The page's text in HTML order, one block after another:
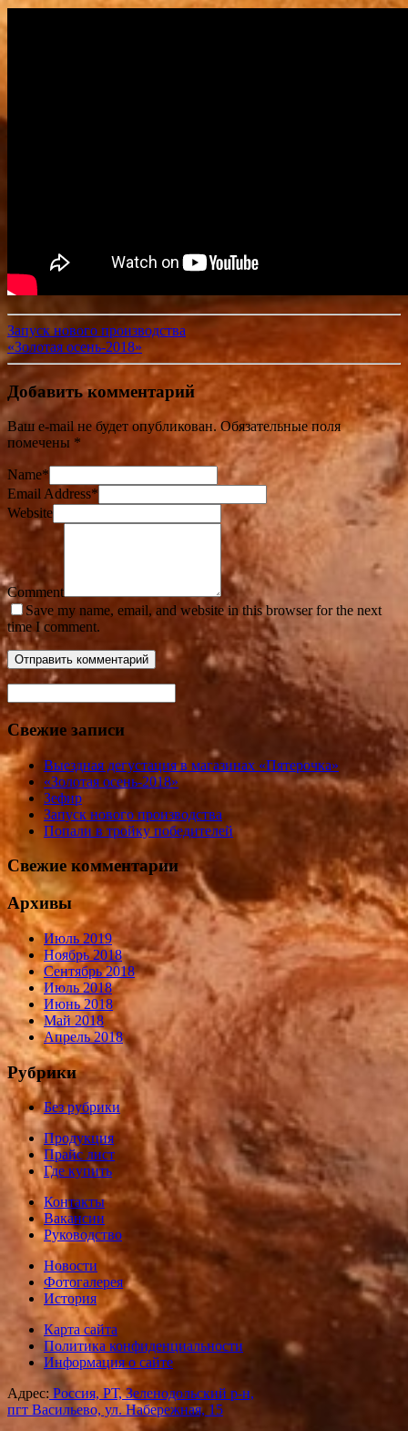
Запуск нового производства
«Золотая осень-2018»
Добавить комментарий
Ваш e-mail не будет опубликован. Обязательные поля
помечены *
Name*
Email Address*
Website
Comment
Save my name, email, and website in this browser for the next
time I comment.
Свежие записи
Выездная дегустация в магазинах «Пятерочка»
«Золотая осень-2018»
Зефир
Запуск нового производства
Попали в тройку победителей
Свежие комментарии
Архивы
Июль 2019
Ноябрь 2018
Сентябрь 2018
Июль 2018
Июнь 2018
Май 2018
Апрель 2018
Рубрики
Без рубрики
Продукция
Прайс лист
Где купить
Контакты
Вакансии
Руководство
Новости
Фотогалерея
История
Карта сайта
Политика конфиденциальности
Информация о сайте
Адрес:Россия, РТ, Зеленодольский р-н,
пгт Васильево, ул. Набережная, 15